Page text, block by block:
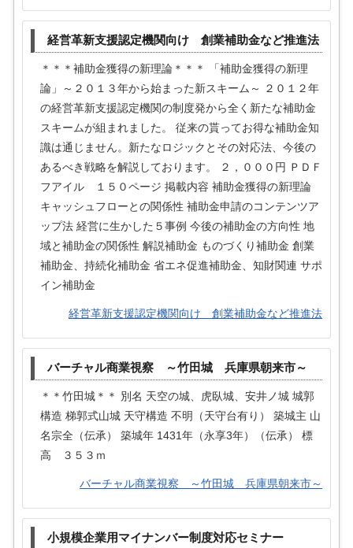
経営革新支援認定機関向け 創業補助金など推進法
＊＊＊補助金獲得の新理論＊＊＊ 「補助金獲得の新理
論」～２０１３年から始まった新スキーム～ ２０１２年
の経営革新支援認定機関の制度発から全く新たな補助金
スキームが組まれました。 従来の貰ってお得な補助金知
識は通じません。新たなロジックとその対応法、今後の
あるべき戦略を解説しております。 ２，０００円 ＰＤＦ
フアイル １５０ページ 掲載内容 補助金獲得の新理論
キャッシュフローとの関係性 補助金申請のコンテンツア
ップ法 経営に生かした５事例 今後の補助金の方向性 地
域と補助金の関係性 解説補助金 ものづくり補助金 創業
補助金、持続化補助金 省エネ促進補助金、知財関連 サポ
イン補助金
経営革新支援認定機関向け 創業補助金など推進法
バーチャル商業視察 ～竹田城 兵庫県朝来市～
＊＊竹田城＊＊ 別名 天空の城、虎臥城、安井ノ城 城郭
構造 梯郭式山城 天守構造 不明（天守台有り） 築城主 山
名宗全（伝承） 築城年 1431年（永享3年）（伝承） 標
高 ３５３ｍ
バーチャル商業視察 ～竹田城 兵庫県朝来市～
小規模企業用マイナンバー制度対応セミナー